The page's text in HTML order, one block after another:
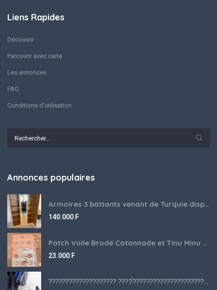
Liens Rapides
Découvrir
Parcourir avec carte
Les annonces
FAQ
Conditions d’utilisation
Annonces populaires
Armoires 3 battants venant de Turquie disponibles
140.000 F
Patch Voile Brodé Cotonnade et Tinu Minu de l’Inde ???????? ????
23.000 F
???????????????????? ????́???????????????????????????????????????? à vendre